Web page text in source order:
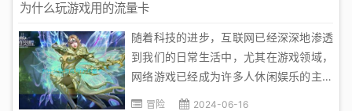
余能够享受到轻松愉快的时光。二、原因
分析1. 方便快捷：小度游戏设...
为什么玩游戏用的流量卡
随着科技的进步，互联网已经深深地渗透
到我们的日常生活中，尤其在游戏领域，
网络游戏已经成为许多人休闲娱乐的主要
方式。然而，对于许多玩家来说，他们可
冒险 2024-06-16